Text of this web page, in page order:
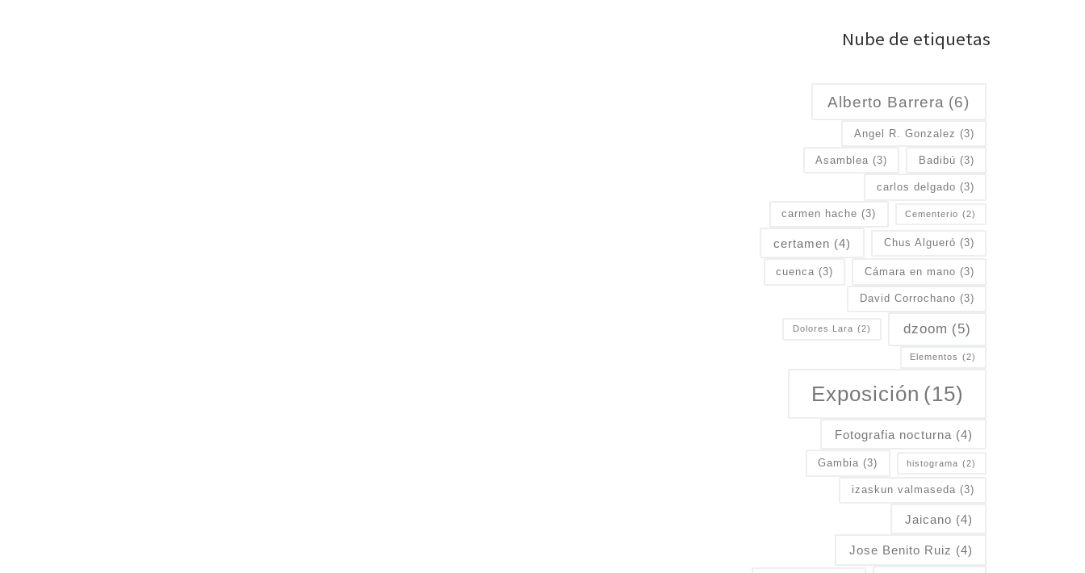
Nube de etiquetas
Alberto Barrera (6)
Angel R. Gonzalez (3)
Asamblea (3) Badibú (3)
carlos delgado (3)
carmen hache (3) Cementerio (2)
certamen (4) Chus Algueró (3)
cuenca (3) Cámara en mano (3)
David Corrochano (3)
Dolores Lara (2) dzoom (5)
Elementos (2)
Exposición (15)
Fotografia nocturna (4)
Gambia (3) histograma (2)
izaskun valmaseda (3)
Jaicano (4)
Jose Benito Ruiz (4)